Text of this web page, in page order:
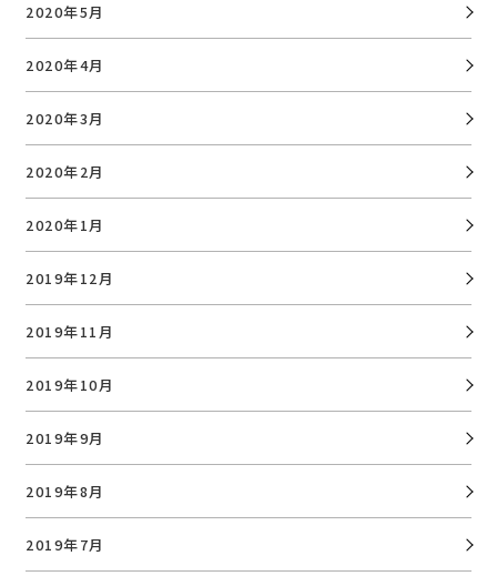
2020年5月
2020年4月
2020年3月
2020年2月
2020年1月
2019年12月
2019年11月
2019年10月
2019年9月
2019年8月
2019年7月